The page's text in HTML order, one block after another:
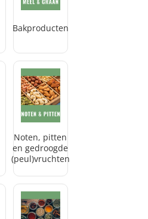
Bakproducten
Noten, pitten
en gedroogde
(peul)vruchten